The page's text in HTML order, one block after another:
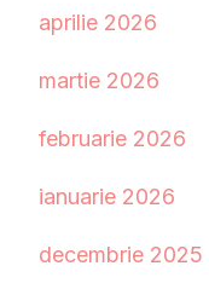
aprilie 2026
martie 2026
februarie 2026
ianuarie 2026
decembrie 2025